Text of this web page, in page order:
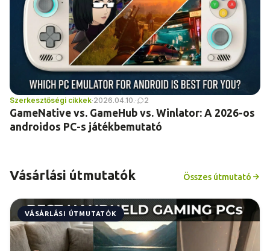
Szerkesztőségi cikkek·2026.04.10.· 2
GameNative vs. GameHub vs. Winlator: A 2026-os
androidos PC-s játékbemutató
Vásárlási útmutatók Összes útmutató
VÁSÁRLÁSI ÚTMUTATÓK